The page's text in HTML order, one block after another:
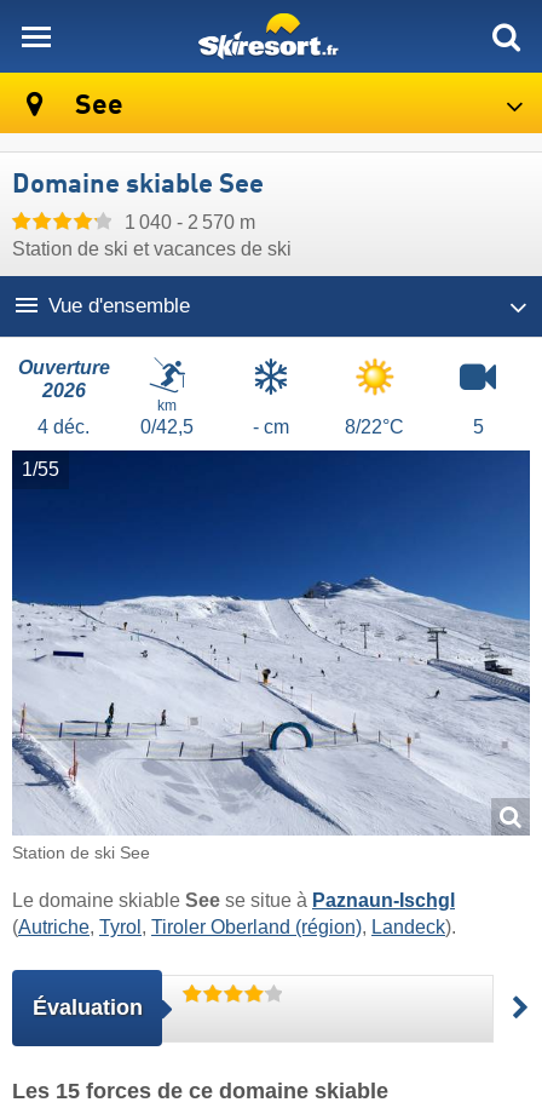
See
Domaine skiable See
1 040 - 2 570 m
Station de ski et vacances de ski
Vue d'ensemble
Ouverture
2026
4 déc.
km
0/42,5 - cm 8/22°C 5
1/55
Station de ski See
Le domaine skiable See se situe à Paznaun-Ischgl
(Autriche, Tyrol , Tiroler Oberland (région), Landeck).
Évaluation
Les 15 forces de ce domaine skiable